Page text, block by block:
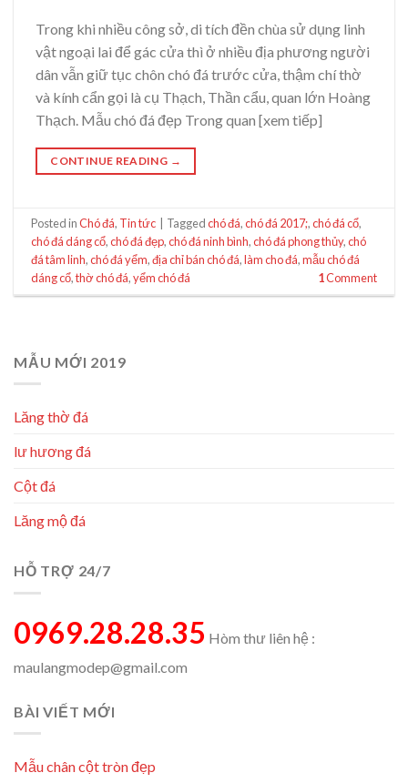
Trong khi nhiều công sở, di tích đền chùa sử dụng linh
vật ngoại lai để gác cửa thì ở nhiều địa phương người
dân vẫn giữ tục chôn chó đá trước cửa, thậm chí thờ
và kính cẩn gọi là cụ Thạch, Thần cẩu, quan lớn Hoàng
Thạch. Mẫu chó đá đẹp Trong quan [xem tiếp]
CONTINUE READING →
Posted inChó đá, Tin tức Taggedchó đá,chó đá 2017;,chó đá cổ,
chó đá dáng cổ,chó đá đẹp,chó đá ninh bình,chó đá phong thủy,chó
đá tâm linh,chó đá yểm,địa chỉ bán chó đá,làm cho đá,mẫu chó đá
dáng cổ,thờ chó đá,yểm chó đá 1Comment
MẪU MỚI 2019
Lăng thờ đá
lư hương đá
Cột đá
Lăng mộ đá
HỖ TRỢ 24/7
0969.28.28.35 Hòm thư liên hệ :
maulangmodep@gmail.com
BÀI VIẾT MỚI
Mẫu chân cột tròn đẹp